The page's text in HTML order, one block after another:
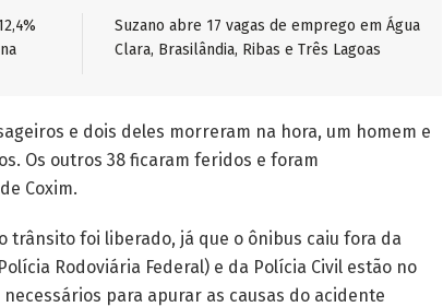
Suzano abre 17 vagas de emprego em Água
Clara, Brasilândia, Ribas e Três Lagoas
e dois deles morreram na hora, um homem e
Os outros 38 ficaram feridos e foram
Coxim.
trânsito foi liberado, já que o ônibus caiu fora da
Rodoviária Federal) e da Polícia Civil estão no
para apurar as causas do acidente